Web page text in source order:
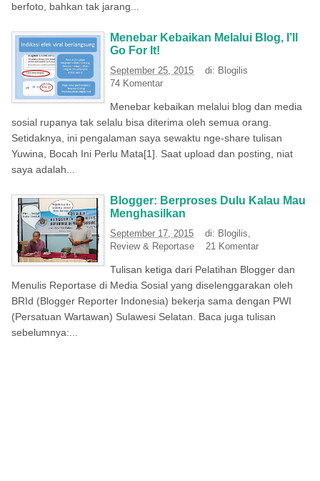
berfoto, bahkan tak jarang...
Menebar Kebaikan Melalui Blog, I’ll
Go For It!
September 25, 2015 di: Blogilis
74 Komentar
Menebar kebaikan melalui blog dan media
sosial rupanya tak selalu bisa diterima oleh semua orang.
Setidaknya, ini pengalaman saya sewaktu nge-share tulisan
Yuwina, Bocah Ini Perlu Mata[1]. Saat upload dan posting, niat
saya adalah...
Blogger: Berproses Dulu Kalau Mau
Menghasilkan
September 17, 2015 di: Blogilis
Review & Reportase
21 Komentar
Tulisan ketiga dari Pelatihan Blogger dan
Menulis Reportase di Media Sosial yang diselenggarakan oleh
BRId (Blogger Reporter Indonesia) bekerja sama dengan PWI
(Persatuan Wartawan) Sulawesi Selatan. Baca juga tulisan
sebelumnya:...